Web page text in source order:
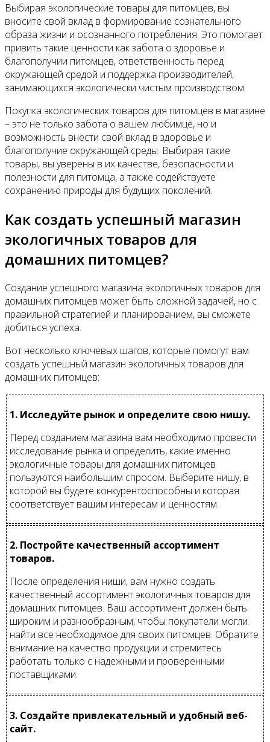
Выбирая экологические товары для питомцев, вы
вносите свой вклад в формирование сознательного
образа жизни и осознанного потребления. Это помогает
привить такие ценности как забота о здоровье и
благополучии питомцев, ответственность перед
окружающей средой и поддержка производителей,
занимающихся экологически чистым производством.
Покупка экологических товаров для питомцев в магазине
– это не только забота о вашем любимце, но и
возможность внести свой вклад в здоровье и
благополучие окружающей среды. Выбирая такие
товары, вы уверены в их качестве, безопасности и
полезности для питомца, а также содействуете
сохранению природы для будущих поколений.
Как создать успешный магазин
экологичных товаров для
домашних питомцев?
Создание успешного магазина экологичных товаров для
домашних питомцев может быть сложной задачей, но с
правильной стратегией и планированием, вы сможете
добиться успеха.
Вот несколько ключевых шагов, которые помогут вам
создать успешный магазин экологичных товаров для
домашних питомцев:
1. Исследуйте рынок и определите свою нишу.
Перед созданием магазина вам необходимо провести
исследование рынка и определить, какие именно
экологичные товары для домашних питомцев
пользуются наибольшим спросом. Выберите нишу, в
которой вы будете конкурентоспособны и которая
соответствует вашим интересам и ценностям.
2. Постройте качественный ассортимент
товаров.
После определения ниши, вам нужно создать
качественный ассортимент экологичных товаров для
домашних питомцев. Ваш ассортимент должен быть
широким и разнообразным, чтобы покупатели могли
найти все необходимое для своих питомцев. Обратите
внимание на качество продукции и стремитесь
работать только с надежными и проверенными
поставщиками.
3. Создайте привлекательный и удобный веб-
сайт.